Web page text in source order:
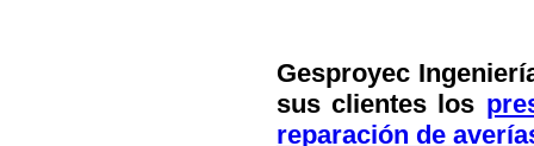
Gesproyec
sus clientes los
reparación de